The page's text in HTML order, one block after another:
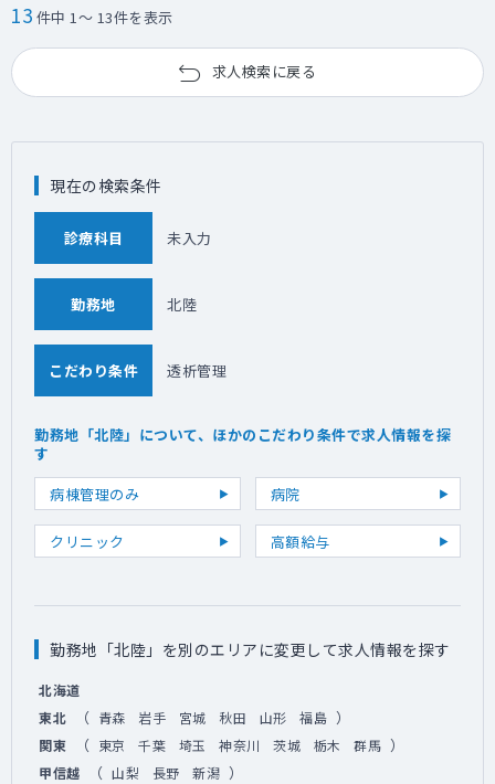
13 件中 1～ 13件を表示
求人検索に戻る
現在の検索条件
診療科目 未入力
勤務地 北陸
こだわり条件 透析管理
勤務地「北陸」について、ほかのこだわり条件で求人情報を探
す
病棟管理のみ
病院
クリニック 高額給与
勤務地「北陸」を別のエリアに変更して求人情報を探す
北海道
東北
（ 青森 岩手 宮城 秋田 山形 福島 ）
関東 （ 東京 千葉 埼玉 神奈川 茨城 栃木 群馬 ）
甲信越 （ 山梨 長野 新潟 ）